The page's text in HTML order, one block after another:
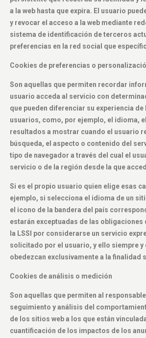
a la web hasta que expira. El usuario
y revocar el acceso a la web mediante
sistema de identificación de terceros
preferencias en la red social que
Cookies de preferencias o
Son aquellas que permiten recordar
usuario acceda al servicio con
que pueden diferenciar su experiencia de
usuarios, como, por ejemplo, el idioma,
resultados a mostrar cuando el usuario
búsqueda, el aspecto o contenido del
tipo de navegador a través del cual el
servicio o de la región desde la que
Si es el propio usuario quien elige esas
ejemplo, si selecciona el idioma de un
el icono de la bandera del país
estarán exceptuadas de las obligaciones
la LSSI por considerarse un servicio
solicitado por el usuario, y ello siempre
obedezcan exclusivamente a la finalidad
Cookies de análisis o medición
Son aquellas que permiten al
seguimiento y análisis del
de los sitios web a los que están
cuantificación de los impactos de los